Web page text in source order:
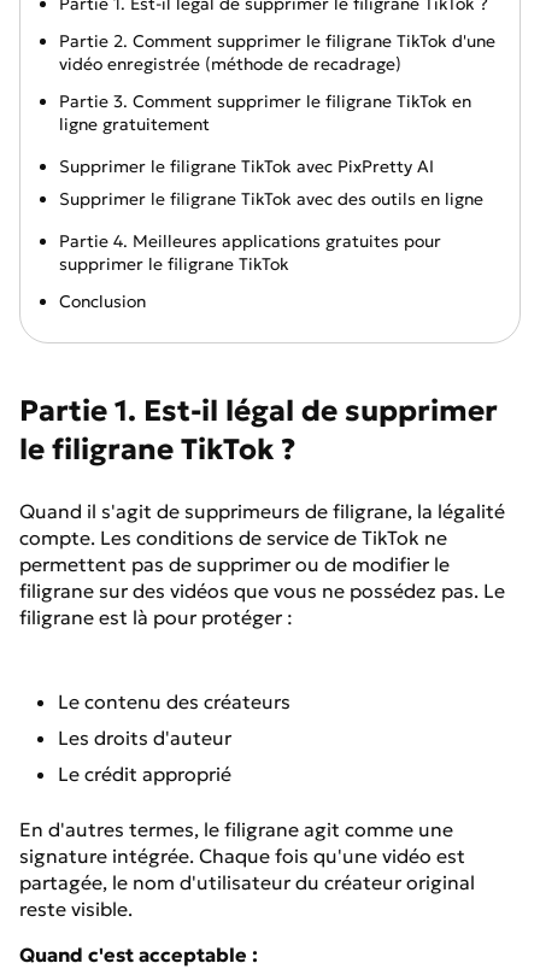
Partie 2. Comment supprimer le filigrane TikTok d'une
vidéo enregistrée (méthode de recadrage)
Partie 3. Comment supprimer le filigrane TikTok en
ligne gratuitement
Supprimer le filigrane TikTok avec PixPretty AI
Supprimer le filigrane TikTok avec des outils en ligne
Partie 4. Meilleures applications gratuites pour
supprimer le filigrane TikTok
Conclusion
Partie 1. Est-il légal de supprimer
le filigrane TikTok ?
Quand il s'agit de supprimeurs de filigrane, la légalité
compte. Les conditions de service de TikTok ne
permettent pas de supprimer ou de modifier le
filigrane sur des vidéos que vous ne possédez pas. Le
filigrane est là pour protéger :
Le contenu des créateurs
Les droits d'auteur
Le crédit approprié
En d'autres termes, le filigrane agit comme une
signature intégrée. Chaque fois qu'une vidéo est
partagée, le nom d'utilisateur du créateur original
reste visible.
Quand c'est acceptable :